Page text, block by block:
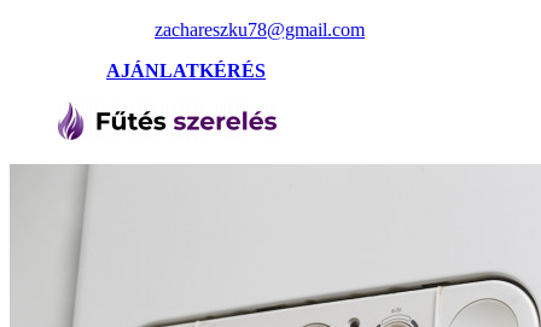
zachareszku78@gmail.com
AJÁNLATKÉRÉS